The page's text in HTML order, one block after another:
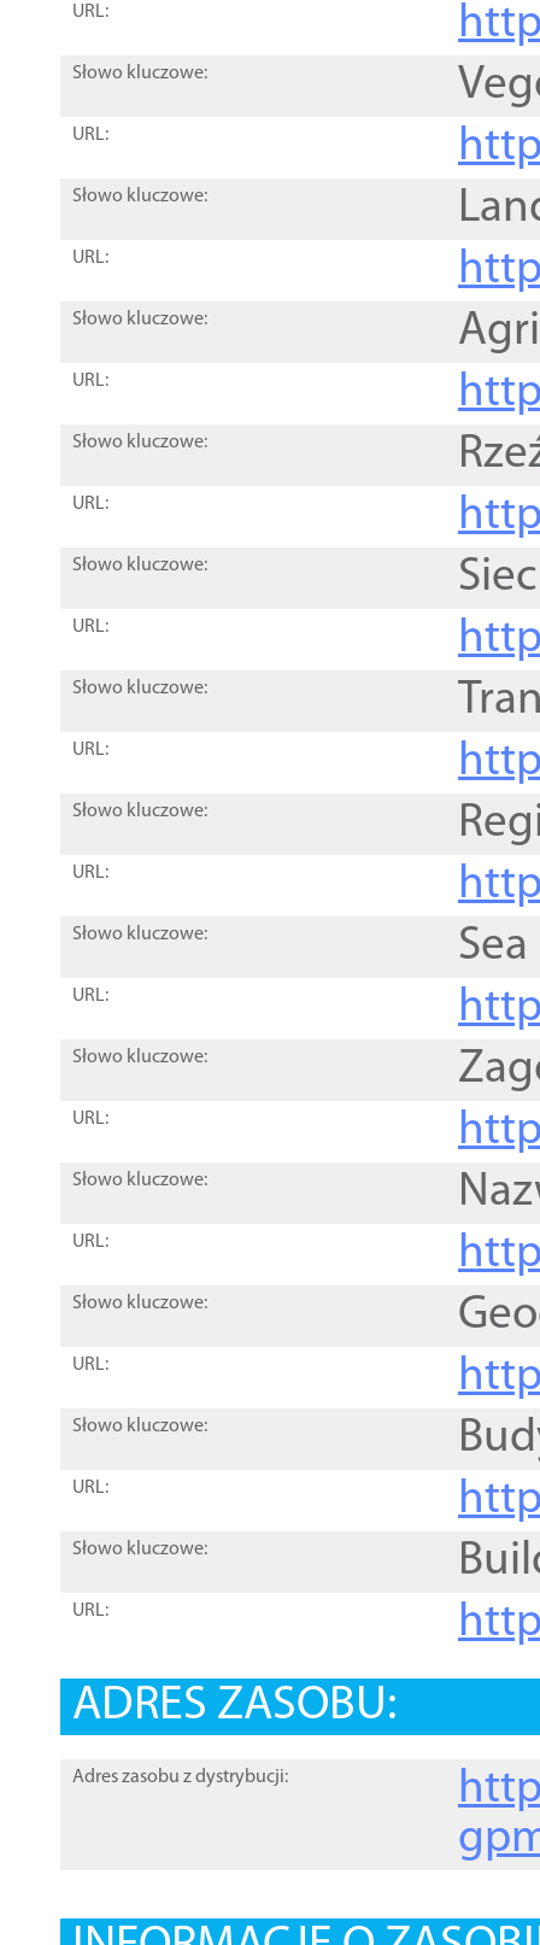
URL:
Słowo kluczowe:
URL:
Słowo kluczowe:
URL:
Słowo kluczowe:
URL:
Słowo kluczowe:
URL:
Słowo kluczowe:
URL:
Słowo kluczowe:
URL:
Słowo kluczowe:
URL:
Słowo kluczowe:
URL:
Słowo kluczowe:
URL:
Słowo kluczowe:
URL:
Słowo kluczowe:
URL:
Słowo kluczowe:
URL:
Słowo kluczowe:
URL:
ADRES ZASOBU:
Adres zasobu z dystrybucji: